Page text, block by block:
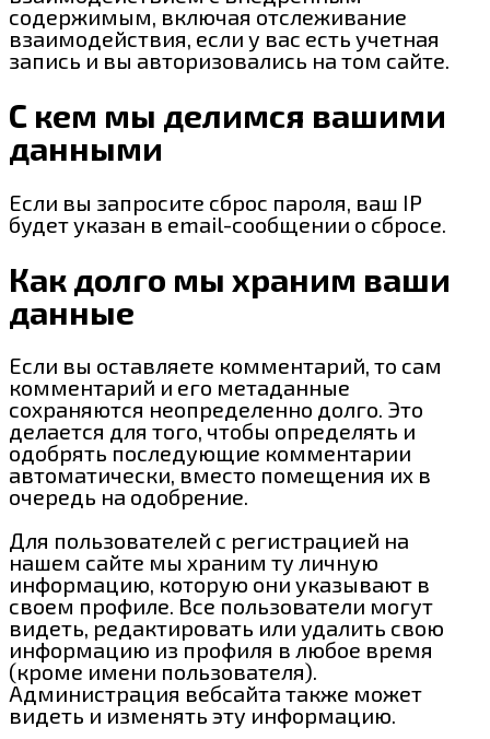
содержимым, включая отслеживание
взаимодействия, если у вас есть учетная
запись и вы авторизовались на том сайте.
С кем мы делимся вашими
данными
Если вы запросите сброс пароля, ваш IP
будет указан в email-сообщении о сбросе.
Как долго мы храним ваши
данные
Если вы оставляете комментарий, то сам
комментарий и его метаданные
сохраняются неопределенно долго. Это
делается для того, чтобы определять и
одобрять последующие комментарии
автоматически, вместо помещения их в
очередь на одобрение.
Для пользователей с регистрацией на
нашем сайте мы храним ту личную
информацию, которую они указывают в
своем профиле. Все пользователи могут
видеть, редактировать или удалить свою
информацию из профиля в любое время
(кроме имени пользователя).
Администрация вебсайта также может
видеть и изменять эту информацию.